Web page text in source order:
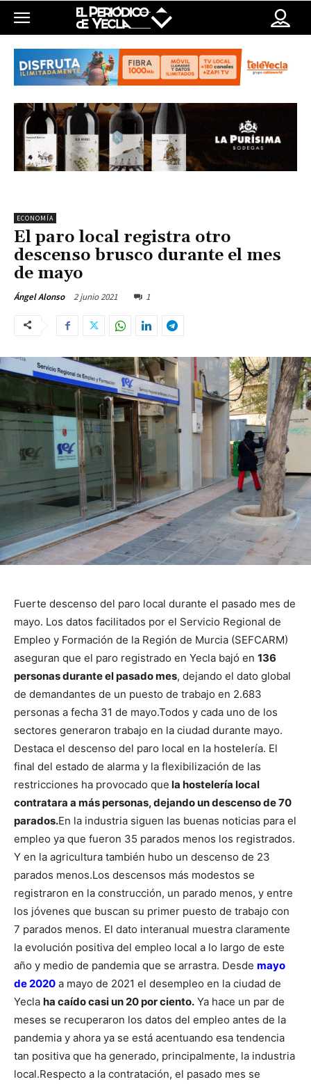
ECONOMÍA
El paro local registra otro
descenso brusco durante el mes
de mayo
Ángel Alonso 2 junio 2021 1
Fuerte descenso del paro local durante el pasado mes de
mayo. Los datos facilitados por el Servicio Regional de
Empleo y Formación de la Región de Murcia (SEFCARM)
aseguran que el paro registrado en Yecla bajó en 136
personas durante el pasado mes, dejando el dato global
de demandantes de un puesto de trabajo en 2.683
personas a fecha 31 de mayo.Todos y cada uno de los
sectores generaron trabajo en la ciudad durante mayo.
Destaca el descenso del paro local en la hostelería. El
final del estado de alarma y la flexibilización de las
restricciones ha provocado que la hostelería local
contratara a más personas, dejando un descenso de 70
parados.En la industria siguen las buenas noticias para el
empleo ya que fueron 35 parados menos los registrados.
Y en la agricultura también hubo un descenso de 23
parados menos.Los descensos más modestos se
registraron en la construcción, un parado menos, y entre
los jóvenes que buscan su primer puesto de trabajo con
7 parados menos. El dato interanual muestra claramente
la evolución positiva del empleo local a lo largo de este
año y medio de pandemia que se arrastra. Desde mayo
de 2020 a mayo de 2021 el desempleo en la ciudad de
Yecla ha caído casi un 20 por ciento. Ya hace un par de
meses se recuperaron los datos del empleo antes de la
pandemia y ahora ya se está acentuando esa tendencia
tan positiva que ha generado, principalmente, la industria
local.Respecto a la contratación, el pasado mes se